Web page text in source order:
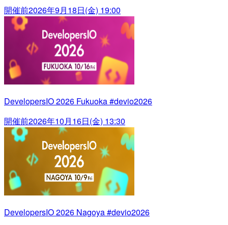
開催前2026年9月18日(金) 19:00
DevelopersIO 2026 Fukuoka #devio2026
開催前2026年10月16日(金) 13:30
DevelopersIO 2026 Nagoya #devio2026